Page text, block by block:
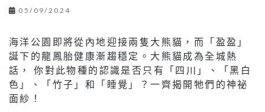
05/09/2024
海洋公園即將從內地迎接兩隻大熊貓，而「盈盈」
誕下的龍鳳胎健康漸趨穩定。大熊貓成為全城熱
話， 你對此物種的認識是否只有「四川」、「黑白
色」、「竹子」和「睡覺」？一齊揭開牠們的神祕
面紗！